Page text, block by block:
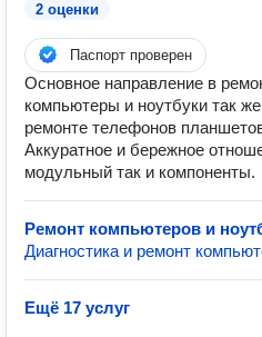
2 оценки
Паспорт проверен
Основное направление в
компьютеры и ноутбуки так
ремонте телефонов
Аккуратное и бережное
модульный так и компоненты.
Ремонт компьютеров и
Диагностика и ремонт
Ещё 17 услуг